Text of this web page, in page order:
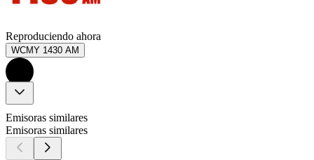
Reproduciendo ahora
WCMY 1430 AM
Emisoras similares
Emisoras similares